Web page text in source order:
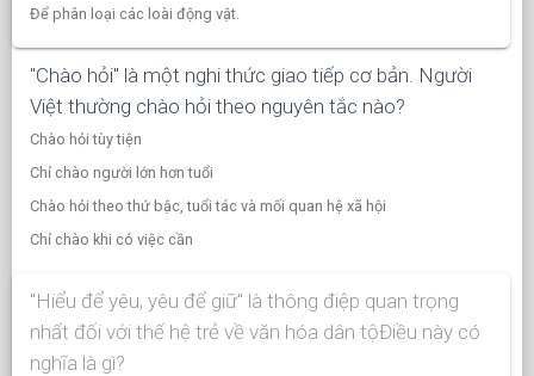
Để phân loại các loài động vật.
"Chào hỏi" là một nghi thức giao tiếp cơ bản. Người
Việt thường chào hỏi theo nguyên tắc nào?
Chào hỏi tùy tiện
Chỉ chào người lớn hơn tuổi
Chào hỏi theo thứ bậc, tuổi tác và mối quan hệ xã hội
Chỉ chào khi có việc cần
"Hiểu để yêu, yêu để giữ" là thông điệp quan trọng
nhất đối với thế hệ trẻ về văn hóa dân tộĐiều này có
nghĩa là gì?